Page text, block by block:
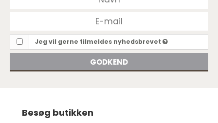
Jeg vil gerne tilmeldes nyhedsbrevet
GODKEND
Besøg butikken